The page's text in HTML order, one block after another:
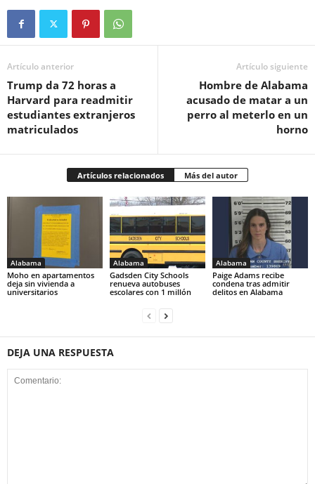
Artículo anterior
Trump da 72 horas a
Harvard para readmitir
estudiantes extranjeros
matriculados
Artículo siguiente
Hombre de Alabama
acusado de matar a un
perro al meterlo en un
horno
Artículos relacionados Más del autor
Alabama
Moho en apartamentos
deja sin vivienda a
universitarios
Alabama
Gadsden City Schools
renueva autobuses
escolares con 1 millón
Alabama
Paige Adams recibe
condena tras admitir
delitos en Alabama
DEJA UNA RESPUESTA